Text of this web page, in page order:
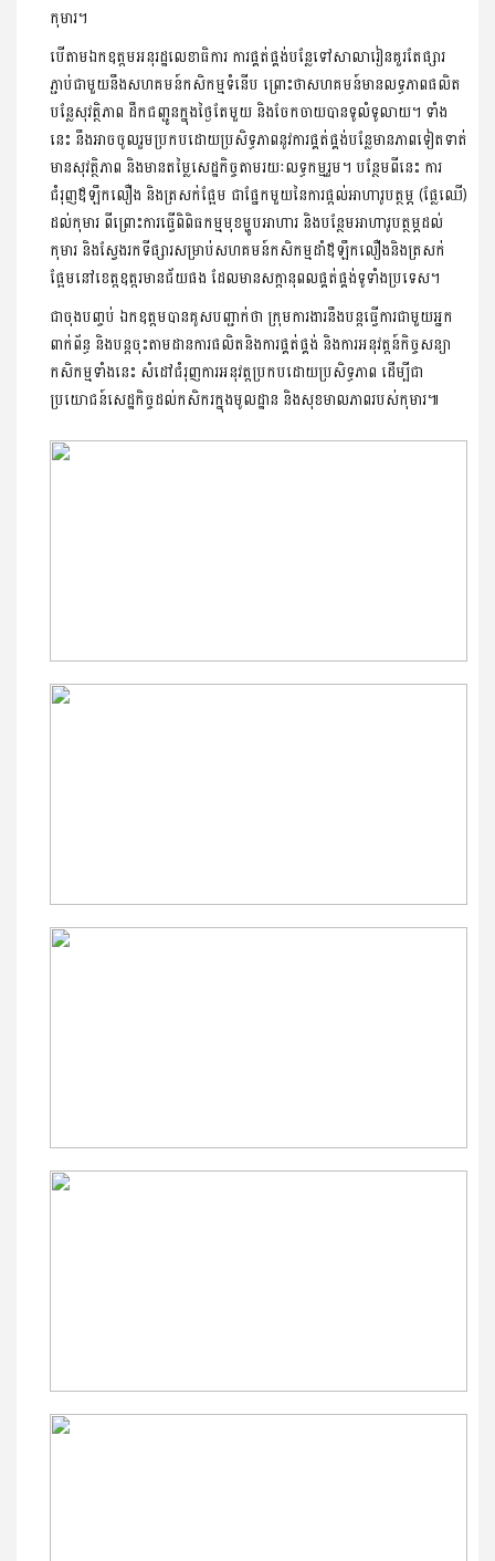
កុមារ។
បើតាមឯកឧត្តមអនុរដ្ឋលេខាធិការ ការផ្គត់ផ្គង់បន្លែទៅសាលារៀនគួរតែផ្សារ
ភ្ជាប់ជាមួយនឹងសហគមន៍កសិកម្មទំនើប ព្រោះថាសហគមន៍មានលទ្ធភាពផលិត
បន្លែសុវត្ថិភាព ដឹកជញ្ជូនក្នុងថ្ងៃតែមួយ និងចែកចាយបានទូលំទូលាយ។ ទាំង
នេះ នឹងអាចចូលរួមប្រកបដោយប្រសិទ្ធភាពនូវការផ្គត់ផ្គង់បន្លែមានភាពទៀតទាត់
មានសុវត្ថិភាព និងមានតម្លៃសេដ្ឋកិច្ចតាមរយៈលទ្ធកម្មរួម។ បន្ថែមពីនេះ ការ
ជំរុញឪឡឹកលឿង និងត្រសក់ផ្អែម ជាផ្នែកមួយនៃការផ្ដល់អាហារូបត្ថម្ភ (ផ្លែឈើ)
ដល់កុមារ ពីព្រោះការធ្វើពិពិធកម្មមុខម្ហូបអាហារ និងបន្ថែមអាហារូបត្ថម្ភដល់
កុមារ និងស្វែងរកទីផ្សារសម្រាប់សហគមន៍កសិកម្មដាំឪឡឹកលឿងនិងត្រសក់
ផ្អែមនៅខេត្តឧត្ដរមានជ័យផង ដែលមានសក្ដានុពលផ្គត់ផ្គង់ទូទាំងប្រទេស។
ជាចុងបញ្ចប់ ឯកឧត្តមបានគូសបញ្ជាក់ថា ក្រុមការងារនឹងបន្ដធ្វើការជាមួយអ្នក
ពាក់ព័ន្ធ និងបន្តចុះតាមដានការផលិតនិងការផ្គត់ផ្គង់ និងការអនុវត្តន៍កិច្ចសន្យា
កសិកម្មទាំងនេះ សំដៅជំរុញការអនុវត្តប្រកបដោយប្រសិទ្ធភាព ដើម្បីជា
ប្រយោជន៍សេដ្ឋកិច្ចដល់កសិករក្នុងមូលដ្ឋាន និងសុខមាលភាពរបស់កុមារ៕